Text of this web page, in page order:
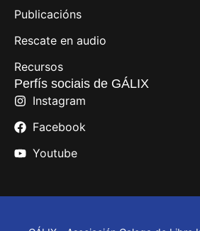
Publicacións
Rescate en audio
Recursos
Perfís sociais de GÁLIX
Instagram
Facebook
Youtube